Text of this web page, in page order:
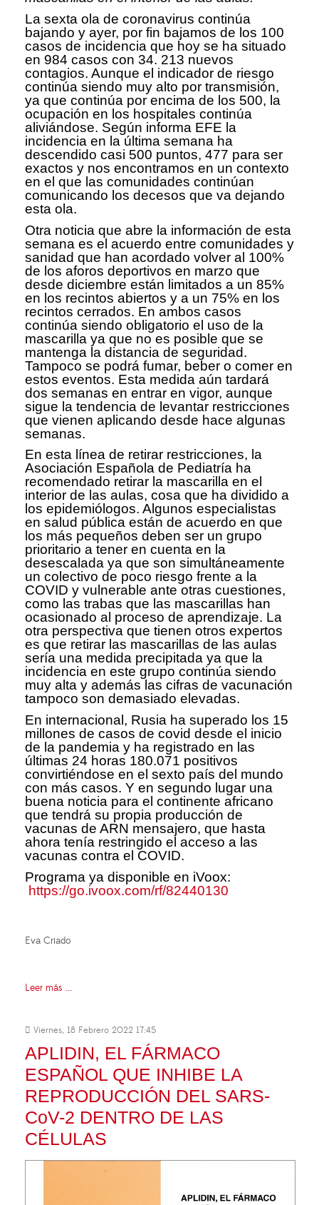
La sexta ola de coronavirus continúa
bajando y ayer, por fin bajamos de los 100
casos de incidencia que hoy se ha situado
en 984 casos con 34. 213 nuevos
contagios. Aunque el indicador de riesgo
continúa siendo muy alto por transmisión,
ya que continúa por encima de los 500, la
ocupación en los hospitales continúa
aliviándose. Según informa EFE la
incidencia en la última semana ha
descendido casi 500 puntos, 477 para ser
exactos y nos encontramos en un contexto
en el que las comunidades continúan
comunicando los decesos que va dejando
esta ola.
Otra noticia que abre la información de esta
semana es el acuerdo entre comunidades y
sanidad que han acordado volver al 100%
de los aforos deportivos en marzo que
desde diciembre están limitados a un 85%
en los recintos abiertos y a un 75% en los
recintos cerrados. En ambos casos
continúa siendo obligatorio el uso de la
mascarilla ya que no es posible que se
mantenga la distancia de seguridad.
Tampoco se podrá fumar, beber o comer en
estos eventos. Esta medida aún tardará
dos semanas en entrar en vigor, aunque
sigue la tendencia de levantar restricciones
que vienen aplicando desde hace algunas
semanas.
En esta línea de retirar restricciones, la
Asociación Española de Pediatría ha
recomendado retirar la mascarilla en el
interior de las aulas, cosa que ha dividido a
los epidemiólogos. Algunos especialistas
en salud pública están de acuerdo en que
los más pequeños deben ser un grupo
prioritario a tener en cuenta en la
desescalada ya que son simultáneamente
un colectivo de poco riesgo frente a la
COVID y vulnerable ante otras cuestiones,
como las trabas que las mascarillas han
ocasionado al proceso de aprendizaje. La
otra perspectiva que tienen otros expertos
es que retirar las mascarillas de las aulas
sería una medida precipitada ya que la
incidencia en este grupo continúa siendo
muy alta y además las cifras de vacunación
tampoco son demasiado elevadas.
En internacional, Rusia ha superado los 15
millones de casos de covid desde el inicio
de la pandemia y ha registrado en las
últimas 24 horas 180.071 positivos
convirtiéndose en el sexto país del mundo
con más casos. Y en segundo lugar una
buena noticia para el continente africano
que tendrá su propia producción de
vacunas de ARN mensajero, que hasta
ahora tenía restringido el acceso a las
vacunas contra el COVID.
Programa ya disponible en iVoox:
https://go.ivoox.com/rf/82440130
Eva Criado
Leer más ...
Viernes, 18 Febrero 2022 17:45
APLIDIN, EL FÁRMACO
ESPAÑOL QUE INHIBE LA
REPRODUCCIÓN DEL SARS-
CoV-2 DENTRO DE LAS
CÉLULAS